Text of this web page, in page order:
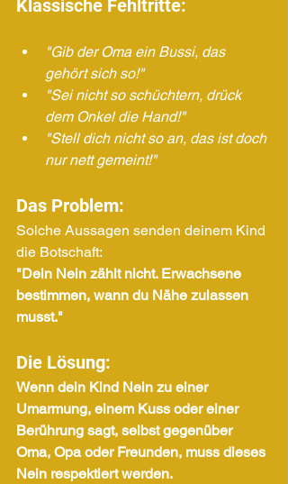
Klassische Fehltritte:
"Gib der Oma ein Bussi, das
gehört sich so!"
"Sei nicht so schüchtern, drück
dem Onkel die Hand!"
"Stell dich nicht so an, das ist doch
nur nett gemeint!"
Das Problem:
Solche Aussagen senden deinem Kind
die Botschaft:
"Dein Nein zählt nicht. Erwachsene
bestimmen, wann du Nähe zulassen
musst."
Die Lösung:
Wenn dein Kind Nein zu einer
Umarmung, einem Kuss oder einer
Berührung sagt, selbst gegenüber
Oma, Opa oder Freunden, muss dieses
Nein respektiert werden.